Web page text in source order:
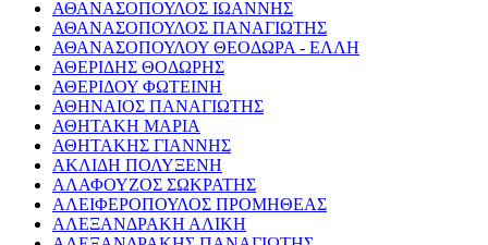
ΑΘΑΝΑΣΟΠΟΥΛΟΣ ΙΩΑΝΝΗΣ
ΑΘΑΝΑΣΟΠΟΥΛΟΣ ΠΑΝΑΓΙΩΤΗΣ
ΑΘΑΝΑΣΟΠΟΥΛΟΥ ΘΕΟΔΩΡΑ - ΕΛΛΗ
ΑΘΕΡΙΔΗΣ ΘΟΔΩΡΗΣ
ΑΘΕΡΙΔΟΥ ΦΩΤΕΙΝΗ
ΑΘΗΝΑΙΟΣ ΠΑΝΑΓΙΩΤΗΣ
ΑΘΗΤΑΚΗ ΜΑΡΙΑ
ΑΘΗΤΑΚΗΣ ΓΙΑΝΝΗΣ
ΑΚΛΙΔΗ ΠΟΛΥΞΕΝΗ
ΑΛΑΦΟΥΖΟΣ ΣΩΚΡΑΤΗΣ
ΑΛΕΙΦΕΡΟΠΟΥΛΟΣ ΠΡΟΜΗΘΕΑΣ
ΑΛΕΞΑΝΔΡΑΚΗ ΑΛΙΚΗ